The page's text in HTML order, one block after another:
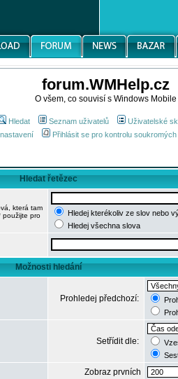
forum.WMHelp.cz
O všem, co souvisí s Windows Mobile
Hledat Seznam uživatelů Uživatelské
Přihlásit se pro kontrolu
Hledat řetězec
která tam
použijte pro
Hledej kterékoliv ze slov nebo
Hledej všechna slova
Možnosti hledání
Prohledej předchozí:
Setřídit dle:
Zobraz prvních